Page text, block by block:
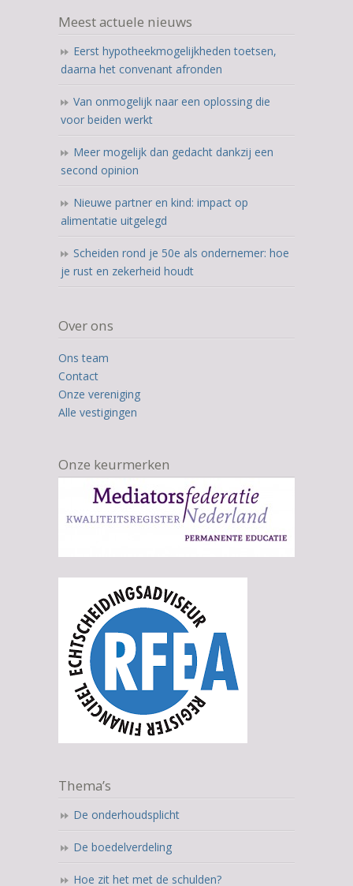
ratings
Meest actuele nieuws
Eerst hypotheekmogelijkheden toetsen,
daarna het convenant afronden
Van onmogelijk naar een oplossing die
voor beiden werkt
Meer mogelijk dan gedacht dankzij een
second opinion
Nieuwe partner en kind: impact op
alimentatie uitgelegd
Scheiden rond je 50e als ondernemer: hoe
je rust en zekerheid houdt
Over ons
Ons team
Contact
Onze vereniging
Alle vestigingen
Onze keurmerken
Thema’s
De onderhoudsplicht
De boedelverdeling
Hoe zit het met de schulden?